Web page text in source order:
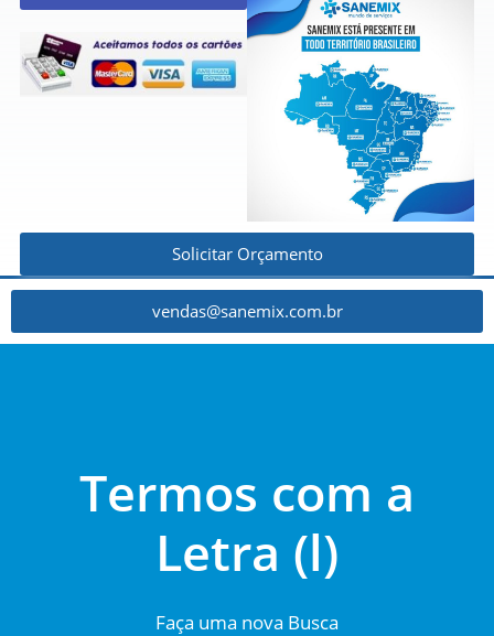
Solicitar Orçamento
vendas@sanemix.com.br
Termos com a
Letra (l)
Faça uma nova Busca